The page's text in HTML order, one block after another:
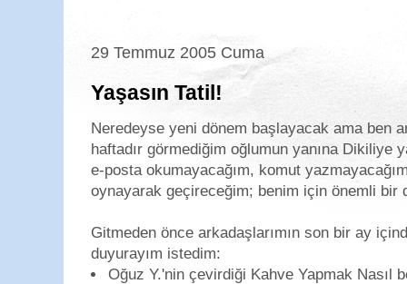
29 Temmuz 2005 Cuma
Yaşasın Tatil!
Neredeyse yeni dönem başlayacak ama ben
haftadır görmediğim oğlumun yanına Dikiliye
e-posta okumayacağım, komut
oynayarak geçireceğim; benim için önemli bir
Gitmeden önce arkadaşlarımın son bir ay
duyurayım istedim:
Oğuz Y.'nin çevirdiği Kahve Yapmak Nasıl